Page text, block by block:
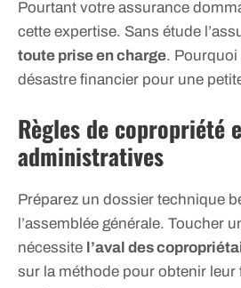
Pourtant votre assurance
cette expertise. Sans étude
toute prise en charge. Pourquoi
désastre financier pour une
Règles de copropriété
administratives
Préparez un dossier technique
l’assemblée générale. Toucher
nécessite l’aval des
sur la méthode pour obtenir leur